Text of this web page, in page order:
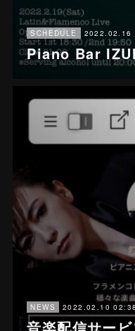
SCHEDULE 2022.02.16
Piano Bar
NEWS 2022.02.10 02:38